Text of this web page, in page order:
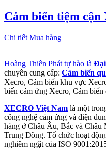
Cảm biến tiệm cận
Chi tiết Mua hàng
Hoàng Thiên Phát tự hào là
chuyên cung cấp: Cảm biến
Xecro, Cảm biến khu vực
biến cảm ứng Xecro, Cảm
XECRO Việt Nam là một
công nghệ cảm ứng và điện
hàng ở Châu Âu, Bắc và
Trung Đông. Tổ chức hoạt
nghiêm ngặt của ISO